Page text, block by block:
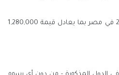
يبدأ سعر نيسان ارمادا 2023 في مصر بما يعادل قيمة 1,280,000